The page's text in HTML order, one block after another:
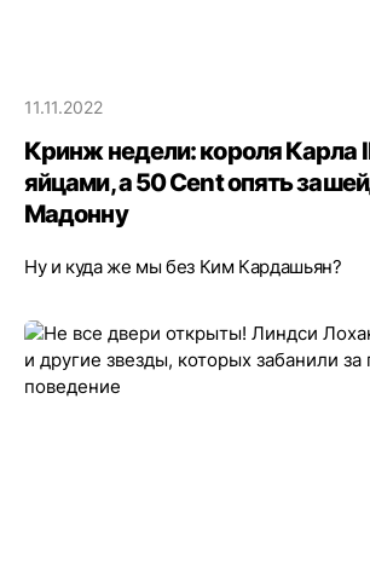
11.11.2022
Кринж недели: короля Карла
яйцами, а 50 Cent опять
Мадонну
Ну и куда же мы без Ким Кардашьян?